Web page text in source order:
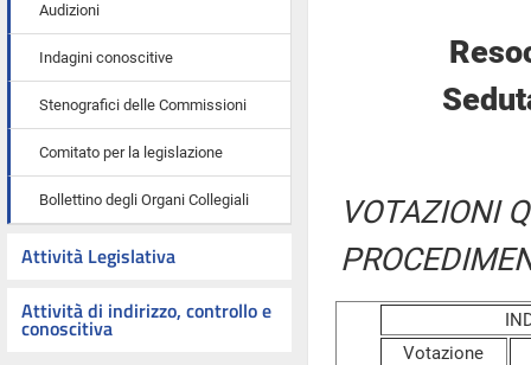
Audizioni
Indagini conoscitive
Stenografici delle Commissioni
Comitato per la legislazione
Bollettino degli Organi Collegiali
Attività Legislativa
Attività di indirizzo, controllo e
conoscitiva
VOTAZIONI
Votazione